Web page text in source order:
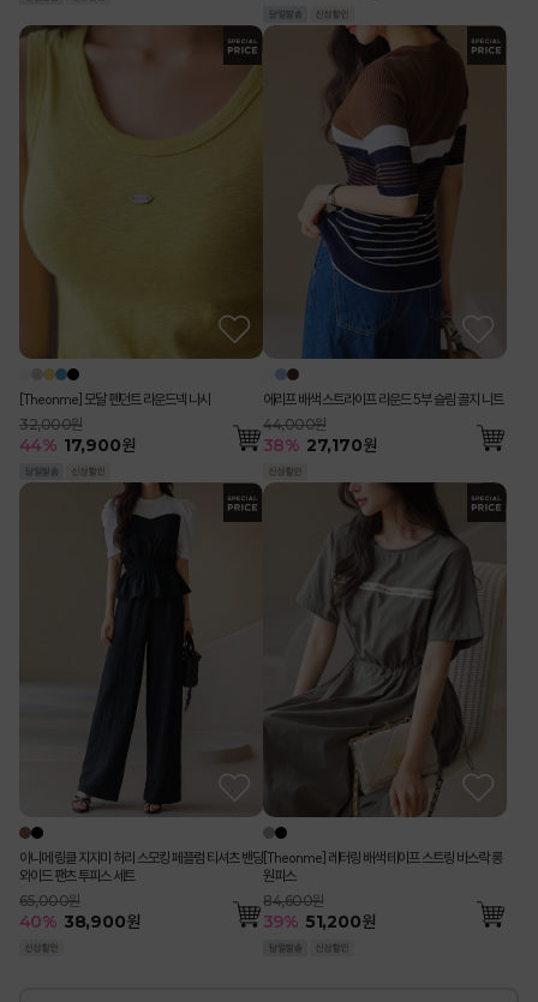
[Theonme] 모달 펜던트 라운드넥 나시
32,000원
44% 17,900원
에리프 배색 스트라이프 라운드 5부 슬림 골지 니트
44,000원
38% 27,170원
아니메 링클 지지미 허리 스모킹 페플럼 티셔츠 밴딩
와이드 팬츠 투피스 세트
65,000원
40% 38,900원
[Theonme] 레터링 배색 테이프 스트링 바스락 롱
원피스
84,600원
39% 51,200원